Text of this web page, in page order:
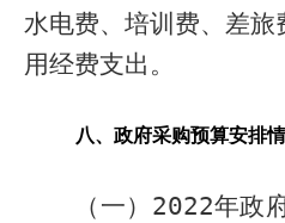
水电费、培训费、差
用经费支出。
八、政府采购预算安排
（一） 2022年政